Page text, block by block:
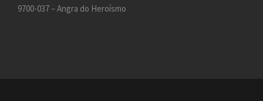
9700-037 – Angra do Heroísmo